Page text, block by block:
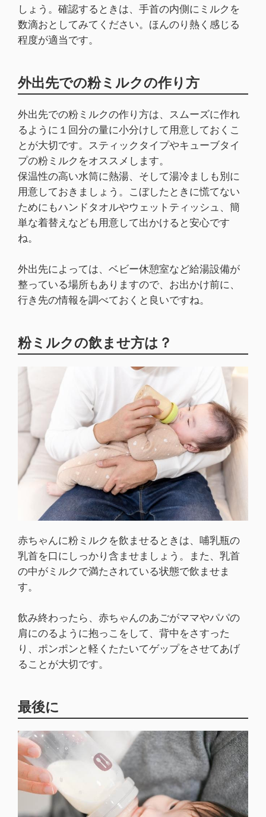
しょう。確認するときは、手首の内側にミルクを
数滴おとしてみてください。ほんのり熱く感じる
程度が適当です。
外出先での粉ミルクの作り方
外出先での粉ミルクの作り方は、スムーズに作れ
るように１回分の量に小分けして用意しておくこ
とが大切です。スティックタイプやキューブタイ
プの粉ミルクをオススメします。
保温性の高い水筒に熱湯、そして湯冷ましも別に
用意しておきましょう。こぼしたときに慌てない
ためにもハンドタオルやウェットティッシュ、簡
単な着替えなども用意して出かけると安心です
ね。
外出先によっては、ベビー休憩室など給湯設備が
整っている場所もありますので、お出かけ前に、
行き先の情報を調べておくと良いですね。
粉ミルクの飲ませ方は？
赤ちゃんに粉ミルクを飲ませるときは、哺乳瓶の
乳首を口にしっかり含ませましょう。また、乳首
の中がミルクで満たされている状態で飲ませま
す。
飲み終わったら、赤ちゃんのあごがママやパパの
肩にのるように抱っこをして、背中をさすった
り、ポンポンと軽くたたいてゲップをさせてあげ
ることが大切です。
最後に